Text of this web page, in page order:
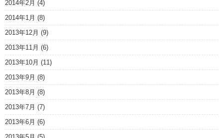
2014年2月 (4)
2014年1月 (8)
2013年12月 (9)
2013年11月 (6)
2013年10月 (11)
2013年9月 (8)
2013年8月 (8)
2013年7月 (7)
2013年6月 (6)